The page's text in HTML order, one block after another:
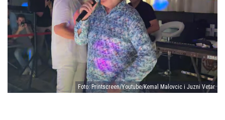
Foto: Printscreen/Youtube/Kemal Malovcic i Juzni Vetar